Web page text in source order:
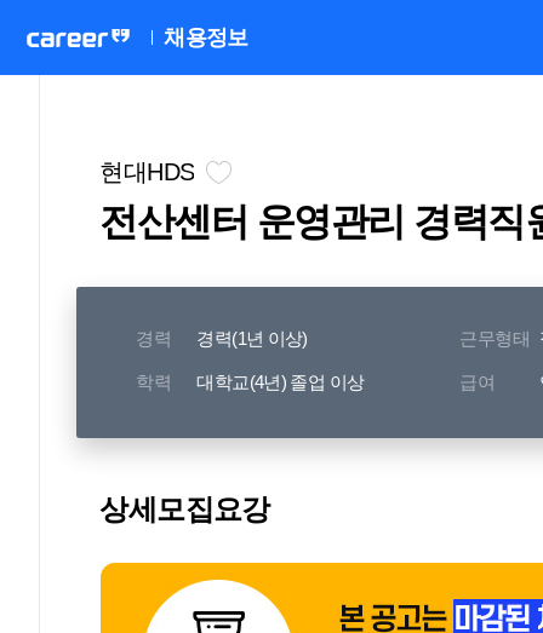
채용정보
현대HDS
전산센터 운영관리 경력직
경력 경력(1년 이상) 근무형태
학력 대학교(4년) 졸업 이상 급여
상세모집요강